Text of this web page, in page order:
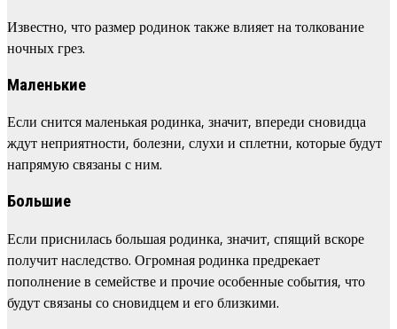
Известно, что размер родинок также влияет на толкование
ночных грез.
Маленькие
Если снится маленькая родинка, значит, впереди сновидца
ждут неприятности, болезни, слухи и сплетни, которые будут
напрямую связаны с ним.
Большие
Если приснилась большая родинка, значит, спящий вскоре
получит наследство. Огромная родинка предрекает
пополнение в семействе и прочие особенные события, что
будут связаны со сновидцем и его близкими.